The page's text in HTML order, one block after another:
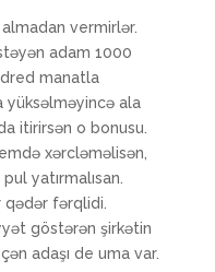
almadan vermirlər.
adam 1000
manatla
yüksəlməyincə ala
itirirsən o bonusu.
xərcləməlisən,
yatırmalısan.
qədər fərqlidi.
göstərən şirkətin
adaşı de uma var.